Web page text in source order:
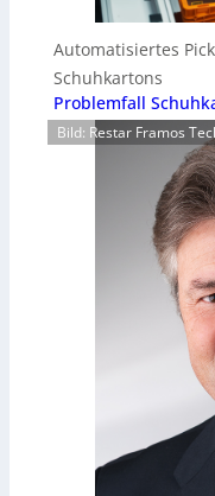
Automatisiertes
Schuhkartons
Problemfall
Bild: Restar Framos